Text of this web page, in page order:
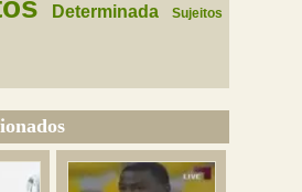
Determinada Sujeitos